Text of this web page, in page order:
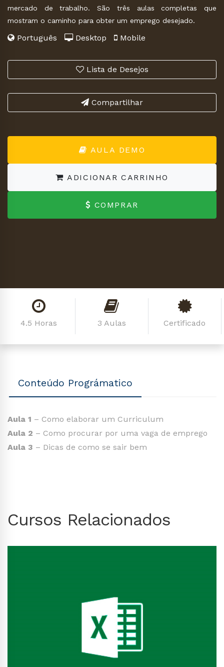
mercado de trabalho. São três aulas completas que
mostram o caminho para obter um emprego desejado.
Português Desktop Mobile
Lista de Desejos
Compartilhar
AULA DEMO
ADICIONAR CARRINHO
COMPRAR
4.5 Horas 3 Aulas Certificado
Conteúdo Prográmatico
Aula 1 – Como elaborar um Curriculum
Aula 2 – Como procurar por uma vaga de emprego
Aula 3 – Dicas de como se sair bem
Cursos Relacionados